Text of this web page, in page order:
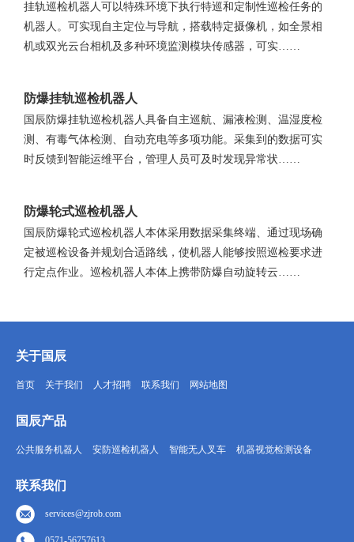
挂轨巡检机器人可以特殊环境下执行特巡和定制性巡检任务的
机器人。可实现自主定位与导航，搭载特定摄像机，如全景相
机或双光云台相机及多种环境监测模块传感器，可实……
防爆挂轨巡检机器人
国辰防爆挂轨巡检机器人具备自主巡航、漏液检测、温湿度检
测、有毒气体检测、自动充电等多项功能。采集到的数据可实
时反馈到智能运维平台，管理人员可及时发现异常状……
防爆轮式巡检机器人
国辰防爆轮式巡检机器人本体采用数据采集终端、通过现场确
定被巡检设备并规划合适路线，使机器人能够按照巡检要求进
行定点作业。巡检机器人本体上携带防爆自动旋转云……
关于国辰
首页 关于我们 人才招聘 联系我们 网站地图
国辰产品
公共服务机器人 安防巡检机器人 智能无人叉车 机器视觉检测设备
联系我们
services@zjrob.com